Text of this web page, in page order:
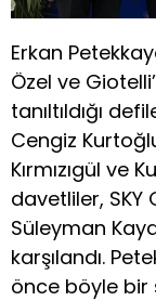
Erkan
Özel ve
tanıltıldığı
Cengiz
Kırmızıgül ve
davetliler, SKY
Süleyman
karşılandı.
önce böyle bir